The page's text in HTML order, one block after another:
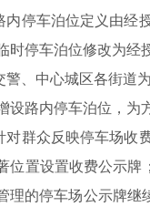
内停车泊位定义由经
时停车泊位修改为经
警、中心城区各街道
设路内停车泊位，为
对群众反映停车场收
位置设置收费公示牌
理的停车场公示牌继